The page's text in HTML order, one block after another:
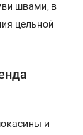
швами, в
цельной
и